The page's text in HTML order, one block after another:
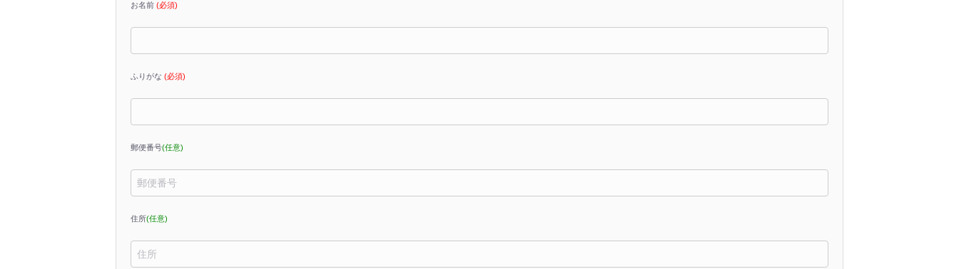
お名前 (必須)
ふりがな (必須)
郵便番号(任意)
住所(任意)